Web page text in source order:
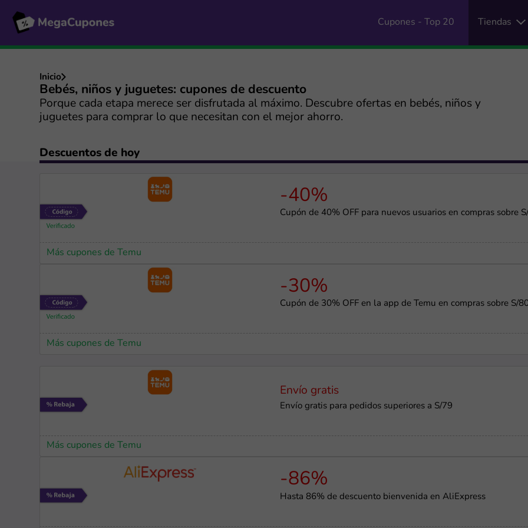
Cupones - Top 20 Tiendas
Inicio
Bebés, niños y juguetes: cupones de descuento
Porque cada etapa merece ser disfrutada al máximo. Descubre ofertas en bebés, niños y
juguetes para comprar lo que necesitan con el mejor ahorro.
Descuentos de hoy
-40%
Cupón de 40% OFF para nuevos usuarios en compras sobre
Más cupones de Temu
-30%
Cupón de 30% OFF en la app de Temu en compras sobre S/
Más cupones de Temu
Envío gratis
Envío gratis para pedidos superiores a S/79
Más cupones de Temu
-86%
Hasta 86% de descuento bienvenida en AliExpress